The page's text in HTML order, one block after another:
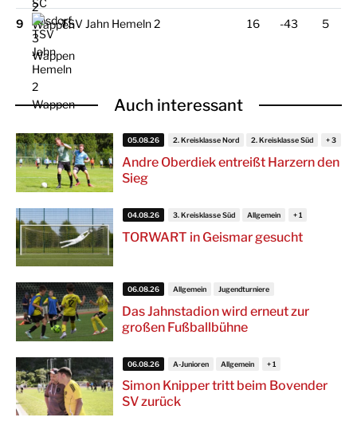
9 TSV Jahn Hemeln 2 16 -43 5
Auch interessant
Andre Oberdiek entreißt Harzern den
Sieg
05.08.26 2. Kreisklasse Nord 2. Kreisklasse Süd
TORWART in Geismar gesucht
04.08.26 3. Kreisklasse Süd Allgemein
Das Jahnstadion wird erneut zur
großen Fußballbühne
06.08.26 Allgemein Jugendturniere
Simon Knipper tritt beim Bovender
SV zurück
06.08.26 A-Junioren Allgemein